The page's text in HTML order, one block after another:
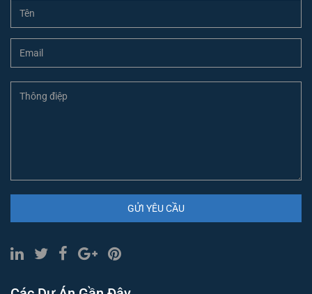
GỬI YÊU CẦU